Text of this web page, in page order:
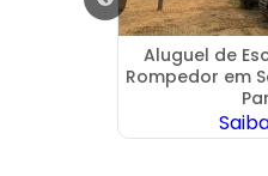
Aluguel de
Rompedor em